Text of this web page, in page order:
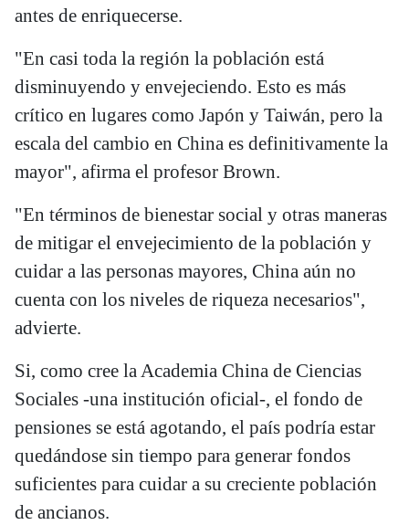
antes de enriquecerse.
"En casi toda la región la población está
disminuyendo y envejeciendo. Esto es más
crítico en lugares como Japón y Taiwán, pero la
escala del cambio en China es definitivamente la
mayor", afirma el profesor Brown.
"En términos de bienestar social y otras maneras
de mitigar el envejecimiento de la población y
cuidar a las personas mayores, China aún no
cuenta con los niveles de riqueza necesarios",
advierte.
Si, como cree la Academia China de Ciencias
Sociales -una institución oficial-, el fondo de
pensiones se está agotando, el país podría estar
quedándose sin tiempo para generar fondos
suficientes para cuidar a su creciente población
de ancianos.